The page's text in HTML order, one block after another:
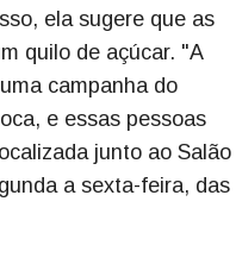
ela sugere que as
quilo de açúcar. "A
campanha do
e essas pessoas
junto ao Salão
a sexta-feira, das